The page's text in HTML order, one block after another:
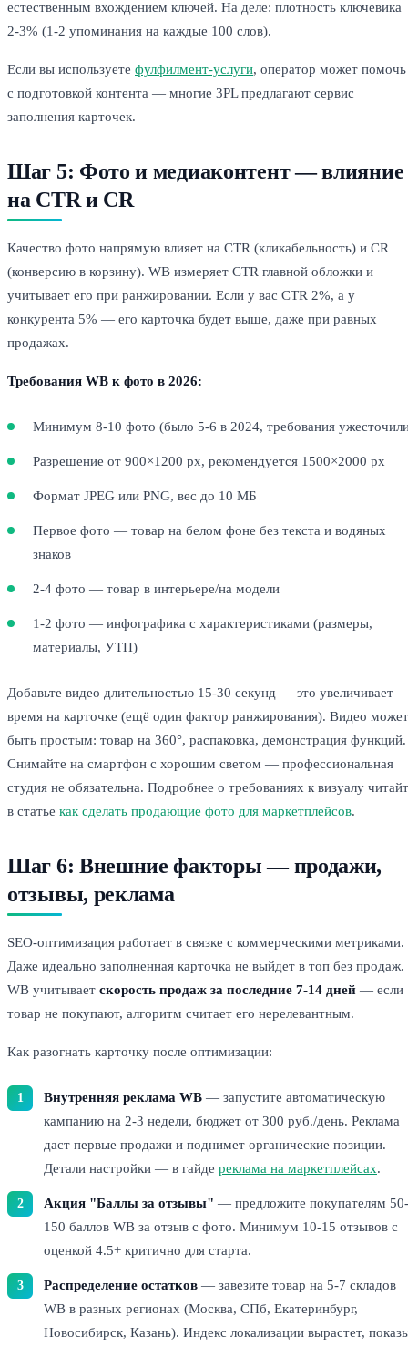
естественным вхождением ключей. На деле: плотность ключевика
2-3% (1-2 упоминания на каждые 100 слов).
Если вы используете фулфилмент-услуги, оператор может помочь
с подготовкой контента — многие 3PL предлагают сервис
заполнения карточек.
Шаг 5: Фото и медиаконтент — влияние
на CTR и CR
Качество фото напрямую влияет на CTR (кликабельность) и CR
(конверсию в корзину). WB измеряет CTR главной обложки и
учитывает его при ранжировании. Если у вас CTR 2%, а у
конкурента 5% — его карточка будет выше, даже при равных
продажах.
Требования WB к фото в 2026:
Минимум 8-10 фото (было 5-6 в 2024, требования
Разрешение от 900×1200 px, рекомендуется 1500×2000 px
Формат JPEG или PNG, вес до 10 МБ
Первое фото — товар на белом фоне без текста и водяных
знаков
2-4 фото — товар в интерьере/на модели
1-2 фото — инфографика с характеристиками (размеры,
материалы, УТП)
Добавьте видео длительностью 15-30 секунд — это увеличивает
время на карточке (ещё один фактор ранжирования). Видео может
быть простым: товар на 360°, распаковка, демонстрация функций.
Снимайте на смартфон с хорошим светом — профессиональная
студия не обязательна. Подробнее о требованиях к визуалу
в статье как сделать продающие фото для маркетплейсов.
Шаг 6: Внешние факторы — продажи,
отзывы, реклама
SEO-оптимизация работает в связке с коммерческими метриками.
Даже идеально заполненная карточка не выйдет в топ без продаж.
WB учитывает скорость продаж за последние 7-14 дней — если
товар не покупают, алгоритм считает его нерелевантным.
Как разогнать карточку после оптимизации:
Внутренняя реклама WB — запустите автоматическую
кампанию на 2-3 недели, бюджет от 300 руб./день. Реклама
даст первые продажи и поднимет органические позиции.
Детали настройки — в гайде реклама на маркетплейсах.
Акция "Баллы за отзывы" — предложите покупателям 50-
150 баллов WB за отзыв с фото. Минимум 10-15 отзывов с
оценкой 4.5+ критично для старта.
Распределение остатков — завезите товар на 5-7 складов
WB в разных регионах (Москва, СПб, Екатеринбург,
Новосибирск, Казань). Индекс локализации вырастет,